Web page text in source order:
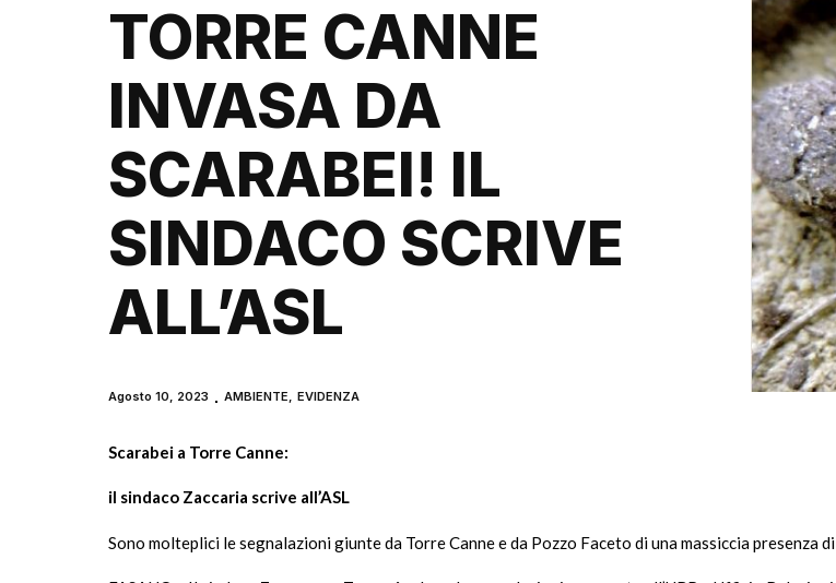
TORRE CANNE
INVASA DA
SCARABEI! IL
SINDACO SCRIVE
ALL’ASL
Agosto 10, 2023 AMBIENTE,EVIDENZA
Scarabei a Torre Canne:
il sindaco Zaccaria scrive all’ASL
Sono molteplici le segnalazioni giunte da Torre Canne e da Pozzo Faceto di una massiccia